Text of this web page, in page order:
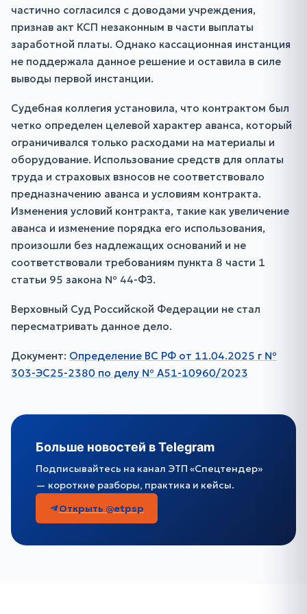
частично согласился с доводами учреждения,
признав акт КСП незаконным в части выплаты
заработной платы. Однако кассационная инстанция
не поддержала данное решение и оставила в силе
выводы первой инстанции.
Судебная коллегия установила, что контрактом был
четко определен целевой характер аванса, который
ограничивался только расходами на материалы и
оборудование. Использование средств для оплаты
труда и страховых взносов не соответствовало
предназначению аванса и условиям контракта.
Изменения условий контракта, такие как увеличение
аванса и изменение порядка его использования,
произошли без надлежащих оснований и не
соответствовали требованиям пункта 8 части 1
статьи 95 закона № 44-ФЗ.
Верховный Суд Российской Федерации не стал
пересматривать данное дело.
Документ: Определение ВС РФ от 11.04.2025 г №
303-ЭС25-2380 по делу № А51-10960/2023
Больше новостей в Telegram
Подписывайтесь на канал ЭТП «Спецтендер»
— короткие разборы, практика и кейсы.
Открыть @etpsp